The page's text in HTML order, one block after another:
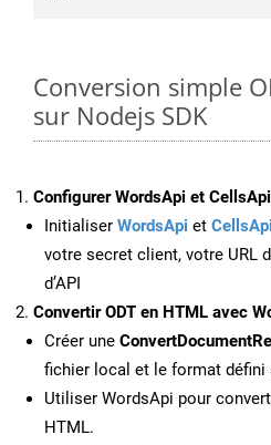
Conversion simple
sur Nodejs SDK
Configurer WordsApi et CellsApi
Initialiser WordsApi et CellsApi
votre secret client, votre URL
d’API
Convertir ODT en HTML avec
Créer une
fichier local et le format défini
Utiliser WordsApi pour
HTML.